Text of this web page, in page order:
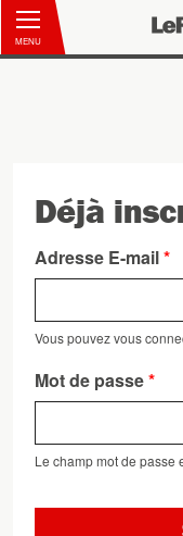
MENU
Onglets
Déjà
Adresse E-mail*
Vous pouvez vous
Mot de passe*
Le champ mot de passe